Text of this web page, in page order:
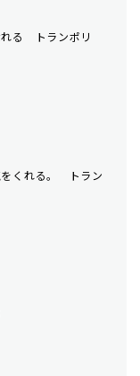
れる トランポリ
をくれる。 トラン